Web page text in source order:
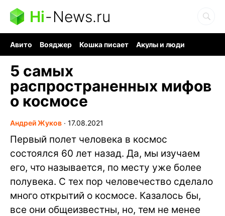
Hi-News.ru
Авито Вояджер Кошка писает
Акулы и люди
5 самых
распространенных мифов
о космосе
Андрей Жуков ∙ 17.08.2021
Первый полет человека в космос
состоялся 60 лет назад. Да, мы изучаем
его, что называется, по месту уже более
полувека. С тех пор человечество сделало
много открытий о космосе. Казалось бы,
все они общеизвестны, но, тем не менее